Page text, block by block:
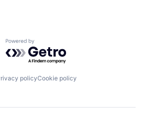
Powered by Getro.com
policyCookie policy